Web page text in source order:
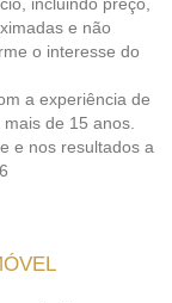
e não
o interesse do
a experiência de
de 15 anos.
e nos resultados a